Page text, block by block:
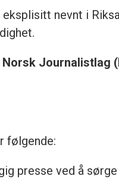
nevnt i
Journalistlag
følgende:
presse ved å